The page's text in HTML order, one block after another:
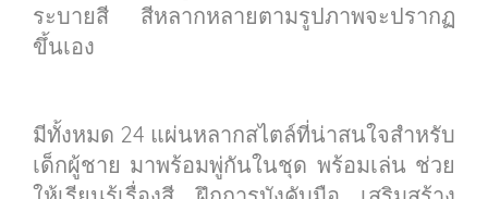
ระบายสี สีหลากหลายตามรูปภาพจะปรากฏ
ขึ้นเอง
มีทั้งหมด 24 แผ่นหลากสไตล์ที่น่าสนใจสำหรับ
เด็กผู้ชาย มาพร้อมพู่กันในชุด พร้อมเล่น ช่วย